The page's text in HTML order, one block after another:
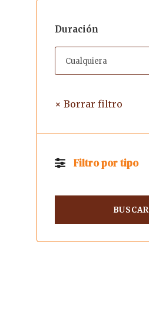
Duración
× Borrar filtro
Filtro por tipo